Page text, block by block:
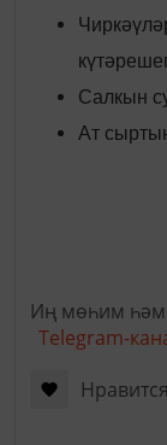
Салкын
Ат
Иң мөһим
Telegram-
Нравится